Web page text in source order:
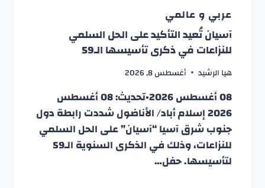
عربي و عالمي
آسيان تُعيد التأكيد على الحل السلمي
للنزاعات في ذكرى تأسيسها الـ59
هيا الرشيد أغسطس 8, 2026
08 أغسطس 2026•تحديث: 08 أغسطس
2026 إسلام أباد/ الأناضول شددت رابطة دول
جنوب شرق آسيا “آسيان” على الحل السلمي
للنزاعات، وذلك في الذكرى السنوية الـ59
لتأسيسها. حفل…